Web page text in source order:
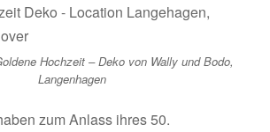
Hochzeit – Deko von Wally und Bodo,
Langenhagen
zum Anlass ihres 50.